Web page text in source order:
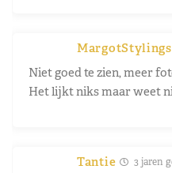
Niet goed te zien, meer
Het lijkt niks maar weet
Tantie 3 jaren